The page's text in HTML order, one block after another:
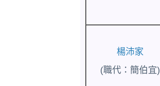
楊沛家
(職代：簡伯宜)